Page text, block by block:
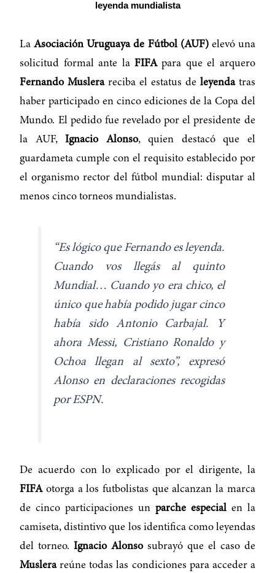
leyenda mundialista
LaAsociación Uruguaya de Fútbol (AUF)elevó una
solicitud formal ante la FIFApara que el arquero
Fernando Muslerareciba el estatus de leyendatras
haber participado en cinco ediciones de la Copa del
Mundo. El pedido fue revelado por el presidente de
la AUF,Ignacio Alonso, quien destacó que el
guardameta cumple con el requisito establecido por
el organismo rector del fútbol mundial: disputar al
menos cinco torneos mundialistas.
“Es lógico que Fernando es leyenda.
Cuando vos llegás al quinto
Mundial… Cuando yo era chico, el
único que había podido jugar cinco
había sido Antonio Carbajal. Y
ahora Messi, Cristiano Ronaldo y
Ochoa llegan al sexto”, expresó
Alonso en declaraciones recogidas
porESPN.
De acuerdo con lo explicado por el dirigente, la
FIFAotorga a los futbolistas que alcanzan la marca
de cinco participaciones un parche especialen la
camiseta, distintivo que los identifica como leyendas
del torneo.Ignacio Alonsosubrayó que el caso de
Muslerareúne todas las condiciones para acceder a